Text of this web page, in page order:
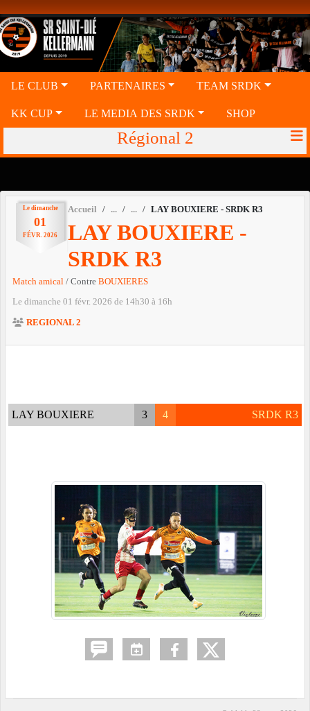
LE CLUB PARTENAIRES TEAM SRDK
KK CUP LE MEDIA DES SRDK SHOP
Régional 2
Le dimanche
01
FÉVR. 2026
Accueil LAY BOUXIERE - SRDK R3
LAY BOUXIERE -
SRDK R3
Match amical / Contre BOUXIERES
Le dimanche 01 févr. 2026 de 14h30 à 16h
REGIONAL 2
LAY BOUXIERE 3 4 SRDK R3